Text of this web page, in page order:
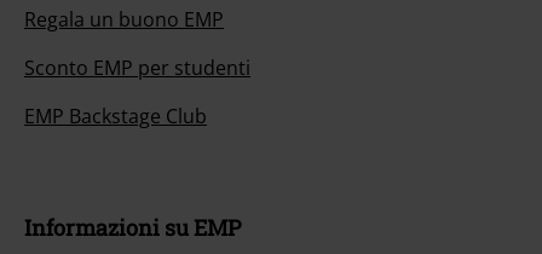
Regala un buono EMP
Sconto EMP per studenti
EMP Backstage Club
Informazioni su EMP